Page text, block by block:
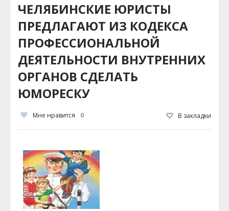
ЧЕЛЯБИНСКИЕ ЮРИСТЫ
ПРЕДЛАГАЮТ ИЗ КОДЕКСА
ПРОФЕССИОНАЛЬНОЙ
ДЕЯТЕЛЬНОСТИ ВНУТРЕННИХ
ОРГАНОВ СДЕЛАТЬ
ЮМОРЕСКУ
Мне нравится 0 В закладки